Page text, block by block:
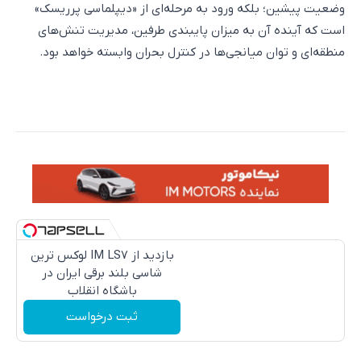
وضعیت پیشین؛ بلکه ورود به مرحله‌ای از «دیپلماسی پرریسک»
است که آینده آن به میزان پایبندی طرفین، مدیریت تنش‌های
منطقه‌ای و توان میانجی‌ها در کنترل بحران وابسته خواهد بود.
بازدید از IM LS7 لوکس ترین
شاسی بلند برقی ایران در
باشگاه انقلاب
ثبت درخواست